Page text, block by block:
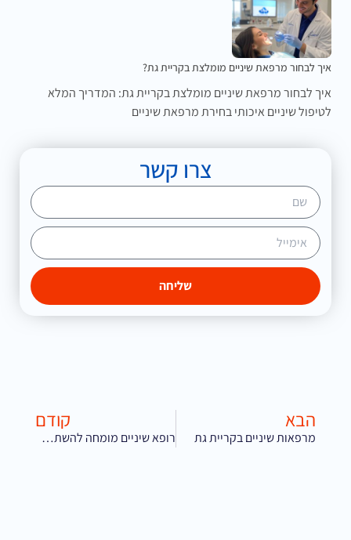
איך לבחור מרפאת שיניים מומלצת בקריית גת?
איך לבחור מרפאת שיניים מומלצת בקריית גת: המדריך המלא
לטיפול שיניים איכותי בחירת מרפאת שיניים
צרו קשר
שליחה
הבא
מרפאות שיניים בקריית גת
קודם
רופא שיניים מומחה להשתלות שיניים